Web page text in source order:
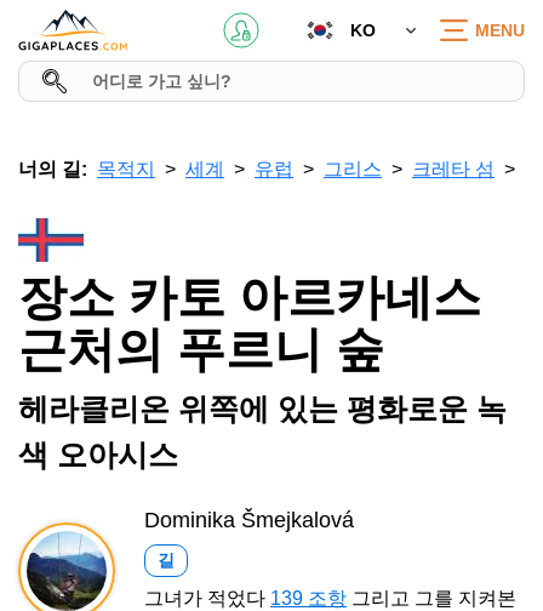
KO MENU
너의 길: 목적지 세계 유럽 그리스 크레타 섬
장소 카토 아르카네스
근처의 푸르니 숲
헤라클리온 위쪽에 있는 평화로운 녹
색 오아시스
Dominika Šmejkalová
길
그녀가 적었다 139 조항 그리고 그를 지켜본